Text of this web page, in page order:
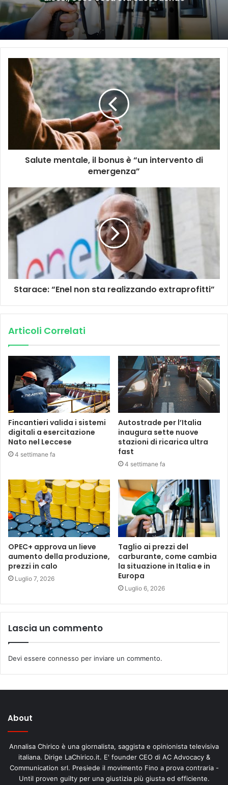
Salute mentale, il bonus è “un intervento di
emergenza”
Starace: “Enel non sta realizzando extraprofitti”
Articoli Correlati
Fincantieri valida i sistemi
digitali a esercitazione
Nato nel Leccese
4 settimane fa
Autostrade per l’Italia
inaugura sette nuove
stazioni di ricarica ultra
fast
4 settimane fa
OPEC+ approva un lieve
aumento della produzione,
prezzi in calo
Luglio 7, 2026
Taglio ai prezzi del
carburante, come cambia
la situazione in Italia e in
Europa
Luglio 6, 2026
Lascia un commento
Devi essere connesso per inviare un commento.
About
Annalisa Chirico è una giornalista, saggista e opinionista televisiva
italiana. Dirige LaChirico.it. E' founder CEO di AC Advocacy &
Communication srl. Presiede il movimento Fino a prova contraria -
Until proven guilty per una giustizia più giusta ed efficiente.